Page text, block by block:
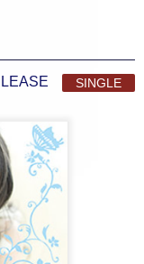
SINGLE